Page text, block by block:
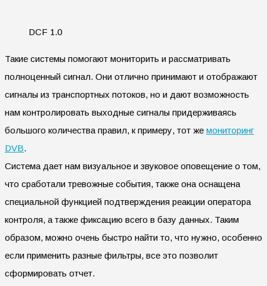
DCF 1.0
Такие системы помогают мониторить и рассматривать
полноценный сигнал. Они отлично принимают и отображают
сигналы из транспортных потоков, но и дают возможность
нам контролировать выходные сигналы придерживаясь
большого количества правил, к примеру, тот же мониторинг
DVB.
Система дает нам визуальное и звуковое оповещение о том,
что сработали тревожные события, также она оснащена
специальной функцией подтверждения реакции оператора
контроля, а также фиксацию всего в базу данных. Таким
образом, можно очень быстро найти то, что нужно, особенно
если применить разные фильтры, все это позволит
сформировать отчет.